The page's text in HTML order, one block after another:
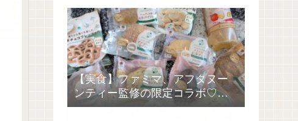
【実食】ファミマ、アフタヌー
ンティー監修の限定コラボ♡過
去最多全28種類が絶品過ぎた！